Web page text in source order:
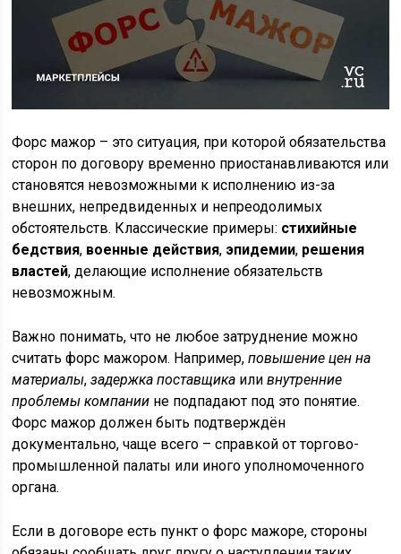
Форс мажор – это ситуация, при которой обязательства
сторон по договору временно приостанавливаются или
становятся невозможными к исполнению из-за
внешних, непредвиденных и непреодолимых
обстоятельств. Классические примеры: стихийные
бедствия, военные действия, эпидемии, решения
властей, делающие исполнение обязательств
невозможным.
Важно понимать, что не любое затруднение можно
считать форс мажором. Например,повышение цен на
материалы,задержка поставщика иливнутренние
проблемы компании не подпадают под это понятие.
Форс мажор должен быть подтверждён
документально, чаще всего – справкой от торгово-
промышленной палаты или иного уполномоченного
органа.
Если в договоре есть пункт о форс мажоре, стороны